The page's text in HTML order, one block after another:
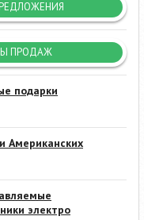
ПРОДАЖ
подарки
Американских
электро